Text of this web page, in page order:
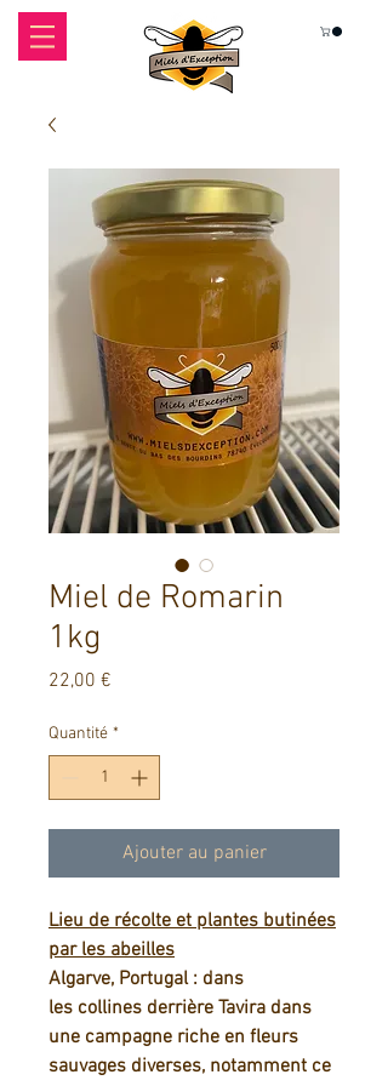
Miel de Romarin
1kg
22,00 €
Quantité *
Ajouter au panier
Lieu de récolte et plantes butinées
par les abeilles
Algarve, Portugal : dans
les collines derrière Tavira dans
une campagne riche en fleurs
sauvages diverses, notamment ce